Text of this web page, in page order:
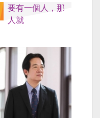
要有一個人，那
人就